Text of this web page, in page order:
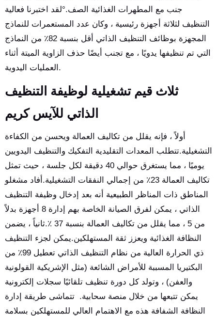
جنب مع المطهرات الغذائية الصف.°لقد اختبرنا فعالية
التنظيف لثلاثة أجهزة رئيسية ، وكان عدد المستعمرات للنماذج
المجهزة بوظائف التنظيف الذاتي أقل بنسبة 82٪ من النماذج
التي تم تنظيفها يدويًا ، مع تجنب أيضًا حذف الزاوية الميتة أثناء
العمليات اليدوية.
ثلاث قيم تشغيلية لوظيفة التنظيف
الذاتي للآيس كريم
أولاً ، فإنه يقلل من تكاليف العمالة ويحسن من الكفاءة
التشغيلية.تتطلب المعدات التقليدية التفكيك والتنظيف اليدويين
يوميًا ، مما يستغرق حوالي 40 دقيقة لكل جلسة ، حيث تمثل
تكاليف العمالة 23٪ من إجمالي النفقات التشغيلية.أفاد مشغلو
المناطق ذات المناظر الطبيعية أنه بعد إدخال وظيفة التنظيف
الذاتي ، يمكن لفرق الصيانة الخاصة بهم إدارة 8 أجهزة بدلاً
من 5 ، مما يقلل من تكاليف العمالة بنسبة 37 ٪.ثانياً ، يضمن
النظافة الغذائية ويعزز ثقة المستهلكين.يمكن لجزء التنظيف
ذي الحرارة العالية من نظام التنظيف الذاتي تعطيل 99٪ من
البكتيريا المسببة للأمراض الشائعة (مثل الإشريكية القولونية
والعفن) ، وتولد كل دورة تنظيف تلقائيًا سجلات إلكترونية
يمكن تتبعها من خلال منصة سحابية. تتماشى طريقة إدارة
النظافة الشفافة هذه مع الاهتمام العالي للمستهلكين بسلامة